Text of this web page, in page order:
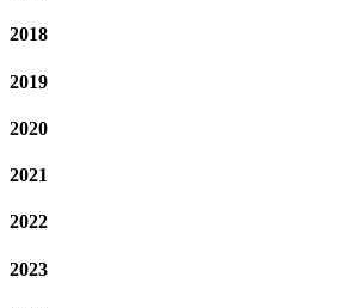
2018
2019
2020
2021
2022
2023